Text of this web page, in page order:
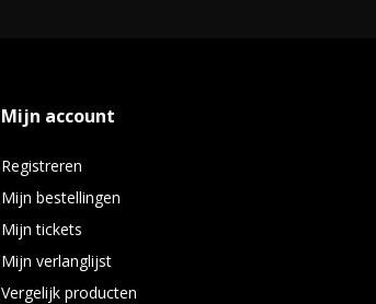
Mijn account
Registreren
Mijn bestellingen
Mijn tickets
Mijn verlanglijst
Vergelijk producten